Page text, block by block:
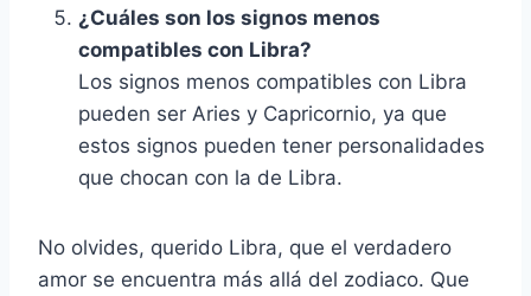
¿Cuáles son los signos menos
compatibles con Libra?
Los signos menos compatibles con Libra
pueden ser Aries y Capricornio, ya que
estos signos pueden tener personalidades
que chocan con la de Libra.
No olvides, querido Libra, que el verdadero
amor se encuentra más allá del zodiaco. Que